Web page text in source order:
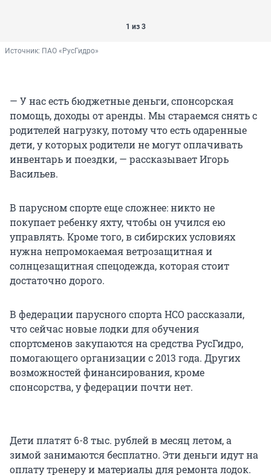
1 из 3
Источник: ПАО «РусГидро»
— У нас есть бюджетные деньги, спонсорская
помощь, доходы от аренды. Мы стараемся снять с
родителей нагрузку, потому что есть одаренные
дети, у которых родители не могут оплачивать
инвентарь и поездки, — рассказывает Игорь
Васильев.
В парусном спорте еще сложнее: никто не
покупает ребенку яхту, чтобы он учился ею
управлять. Кроме того, в сибирских условиях
нужна непромокаемая ветрозащитная и
солнцезащитная спецодежда, которая стоит
достаточно дорого.
В федерации парусного спорта НСО рассказали,
что сейчас новые лодки для обучения
спортсменов закупаются на средства РусГидро,
помогающего организации с 2013 года. Других
возможностей финансирования, кроме
спонсорства, у федерации почти нет.
Дети платят 6-8 тыс. рублей в месяц летом, а
зимой занимаются бесплатно. Эти деньги идут на
оплату тренеру и материалы для ремонта лодок.